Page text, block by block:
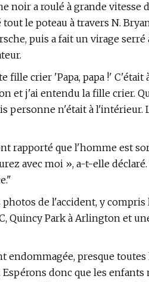
noir a roulé à grande vitesse
le poteau à travers N.
puis a fait un virage
fille crier 'Papa, papa !'
et j'ai entendu la fille crier.
personne n'était à
rapporté que l'homme est
avec moi », a-t-elle
de l'accident, y
Quincy Park à Arlington et
endommagée, presque
donc que les